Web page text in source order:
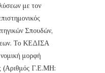
με τον
Σπουδών,
Το ΚΕΔΙΣΑ
μορφή
(Αριθμός Γ.Ε.ΜΗ: